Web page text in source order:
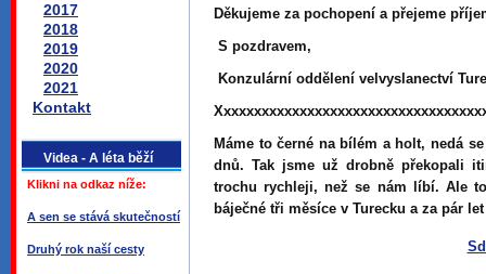
2017
2018
2019
2020
2021
Kontakt
Videa - A léta běží
Klikni na odkaz níže:
A sen se stává skutečností
Druhý rok naší cesty
Děkujeme za pochopení a přejeme
S pozdravem,
Konzulární oddělení velvyslanectví
Máme to černé na bílém a holt, nedá
dnů. Tak jsme už drobně překopali
trochu rychleji, než se nám líbí. Ale
báječné tři měsíce v Turecku a za pár